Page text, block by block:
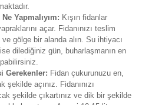
Yapmalıyım: Kışın fidanlar
açar. Fidanınızı teslim
gölge bir alanda alın. Su ihtiyacı
dilediğiniz gün, buharlaşmanın en
Gerekenler: Fidan çukurunuzu en,
açınız. Fidanınızı
şekilde çıkartınız ve dik bir şekilde